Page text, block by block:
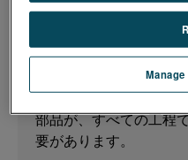
金属加工メーカーの品
って、小型部品は本当
宇宙、自動車、その他
ョンの顧客は、サプラ
厳しい品質管理を要求
部品が、すべての工程
要があります。